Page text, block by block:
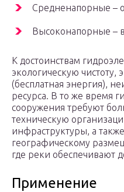
Средненапорные –
Высоконапорные –
К достоинствам
экологическую чистоту,
(бесплатная энергия),
ресурса. В то же время
сооружения требуют
техническую
инфраструктуры, а
географическому
где реки обеспечивают
Применение